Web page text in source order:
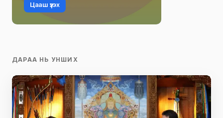
Цааш үзэх
ДАРАА НЬ УНШИХ